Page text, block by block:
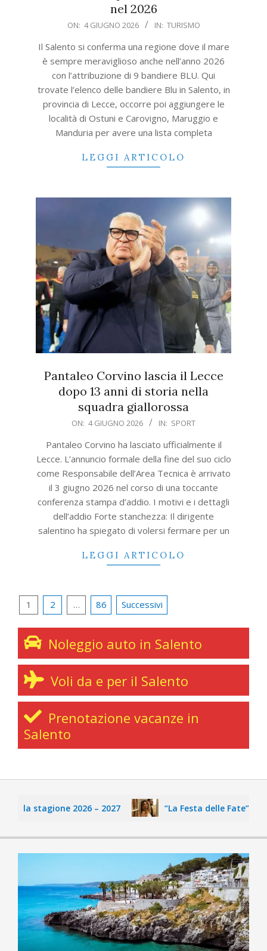
nel 2026
04
ON: 4 GIUGNO 2026 IN: TURISMO
Il Salento si conferma una regione dove il mare
è sempre meraviglioso anche nell’anno 2026
con l’attribuzione di 9 bandiere BLU. Qui
trovate l’elenco delle bandiere Blu in Salento, in
provincia di Lecce, occorre poi aggiungere le
località di Ostuni e Carovigno, Maruggio e
Manduria per avere una lista completa
LEGGI ARTICOLO
Pantaleo Corvino lascia il Lecce
dopo 13 anni di storia nella
squadra giallorossa
ON: 4 GIUGNO 2026 IN: SPORT
Pantaleo Corvino ha lasciato ufficialmente il
Lecce. L’annuncio formale della fine del suo ciclo
come Responsabile dell’Area Tecnica è arrivato
il 3 giugno 2026 nel corso di una toccante
conferenza stampa d’addio. I motivi e i dettagli
dell’addio Forte stanchezza: Il dirigente
salentino ha spiegato di volersi fermare per un
LEGGI ARTICOLO
Navigazione
articoli
1 2 … 86 Successivi
Noleggio auto in Salento
Voli da e per il Salento
Prenotazione vacanze in
Salento
2026 – 2027 “La Festa delle Fate” di